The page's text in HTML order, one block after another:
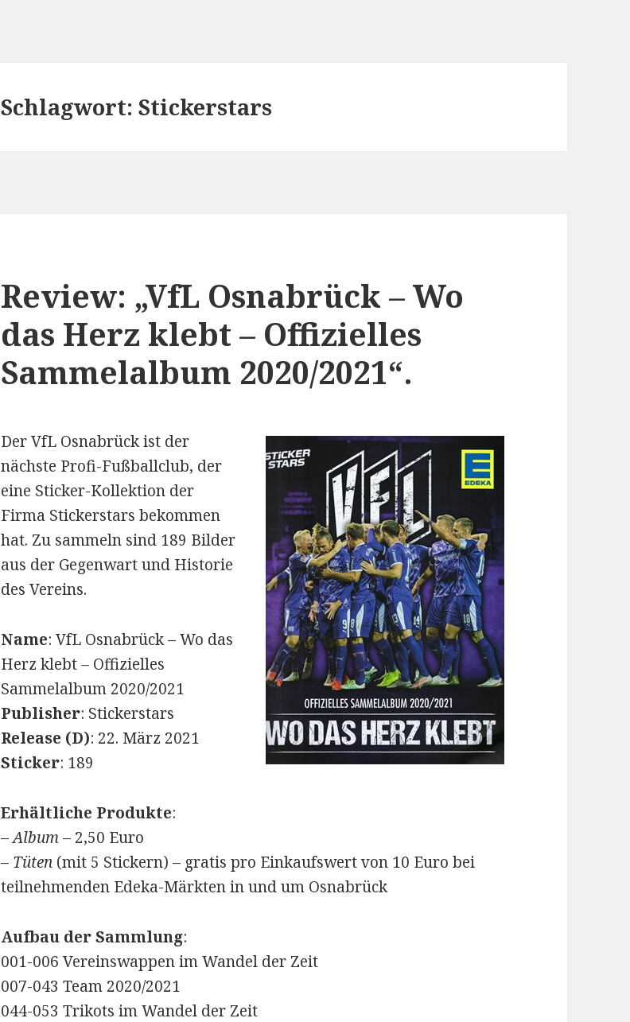
Schlagwort:Stickerstars
Review: „VfL Osnabrück – Wo
das Herz klebt – Offizielles
Sammelalbum 2020/2021“.
Der VfL Osnabrück ist der
nächste Profi-Fußballclub, der
eine Sticker-Kollektion der
Firma Stickerstars bekommen
hat. Zu sammeln sind 189 Bilder
aus der Gegenwart und Historie
des Vereins.
Name: VfL Osnabrück – Wo das
Herz klebt – Offizielles
Sammelalbum 2020/2021
Publisher: Stickerstars
Release (D): 22. März 2021
Sticker: 189
Erhältliche Produkte:
–Album– 2,50 Euro
– Tüten (mit 5 Stickern) – gratis pro Einkaufswert von 10 Euro bei
teilnehmenden Edeka-Märkten in und um Osnabrück
Aufbau der Sammlung:
001-006 Vereinswappen im Wandel der Zeit
007-043 Team 2020/2021
044-053 Trikots im Wandel der Zeit